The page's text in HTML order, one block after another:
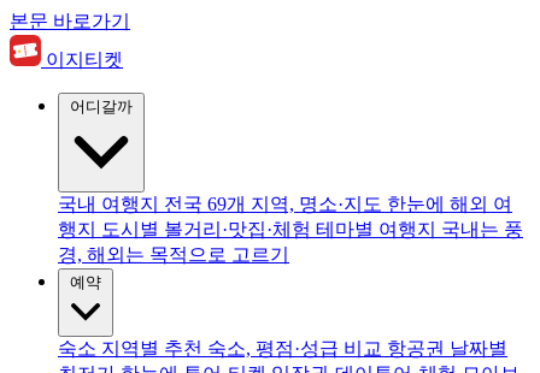
본문 바로가기
이지티켓
국내 여행지 전국 69개 지역, 명소·지도 한눈에 해외 여
행지
도시별 볼거리·맛집·체험 테마별 여행지
국내는 풍
경, 해외는 목적으로 고르기
숙소 지역별 추천 숙소, 평점·성급 비교 항공권 날짜별